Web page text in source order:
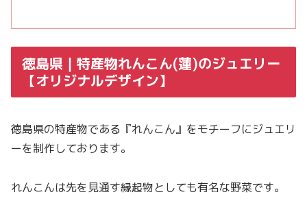
徳島県｜特産物れんこん(蓮)のジュエリー
【オリジナルデザイン】
徳島県の特産物である『れんこん』をモチーフにジュエリ
ーを制作しております。
れんこんは先を見通す縁起物としても有名な野菜です。